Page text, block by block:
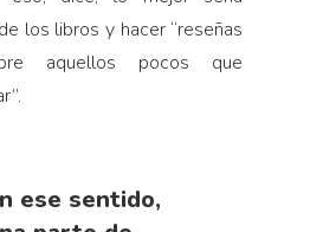
los libros y hacer “reseñas
aquellos pocos que
ese sentido,